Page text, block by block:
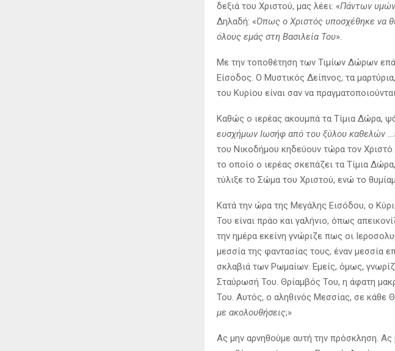
δεξιά του Χριστού, μας λέει: «Πάντων υμών
Δηλαδή: «Όπως ο Χριστός υποσχέθηκε να
όλους εμάς στη Βασιλεία Του».
Με την τοποθέτηση των Τιμίων Δώρων
Είσοδος. Ο Μυστικός Δείπνος, τα
του Κυρίου είναι σαν να
Καθώς ο ιερέας ακουμπά τα Τίμια Δώρα,
ευσχήμων Ιωσήφ από του ξύλου καθελών
του Νικοδήμου κηδεύουν τώρα τον
το οποίο ο ιερέας σκεπάζει τα Τίμια
τύλιξε το Σώμα του Χριστού, ενώ το
Κατά την ώρα της Μεγάλης Εισόδου, ο
Του είναι πράο και γαλήνιο, όπως
την ημέρα εκείνη γνώριζε πως οι
μεσσία της φαντασίας τους, έναν μεσσία
σκλαβιά των Ρωμαίων. Εμείς, όμως,
Σταύρωσή Του. Θρίαμβός Του, η άφατη
Του. Αυτός, ο αληθινός Μεσσίας, σε κάθε
με ακολουθήσεις;»
Ας μην αρνηθούμε αυτή την πρόσκληση.